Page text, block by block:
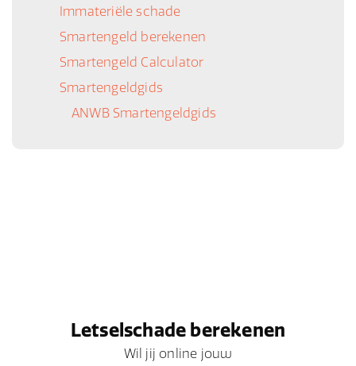
Immateriële schade
Smartengeld berekenen
Smartengeld Calculator
Smartengeldgids
ANWB Smartengeldgids
Letselschade berekenen
Wil jij online jouw